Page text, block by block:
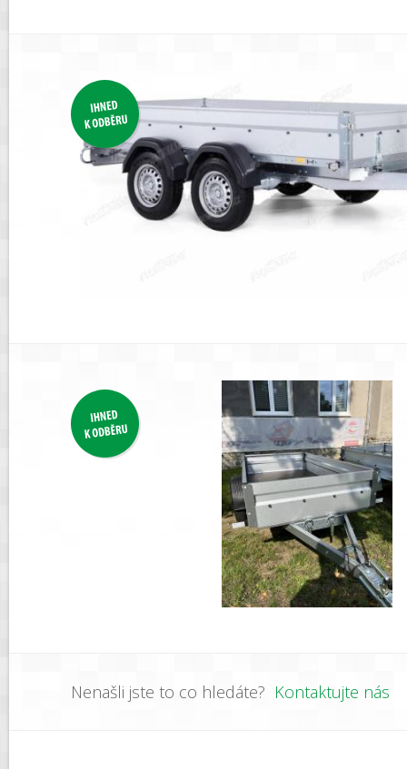
Nenašli jste to co hledáte? Kontaktujte nás